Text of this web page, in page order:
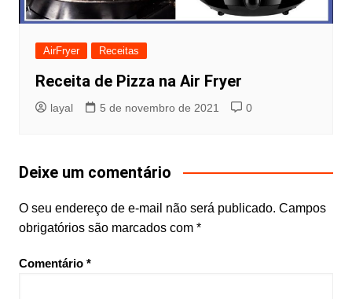
AirFryer Receitas
Receita de Pizza na Air Fryer
layal 5 de novembro de 2021 0
Deixe um comentário
O seu endereço de e-mail não será publicado. Campos
obrigatórios são marcados com *
Comentário *